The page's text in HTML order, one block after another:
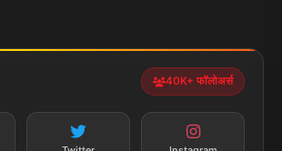
40K+ फॉलोअर्स